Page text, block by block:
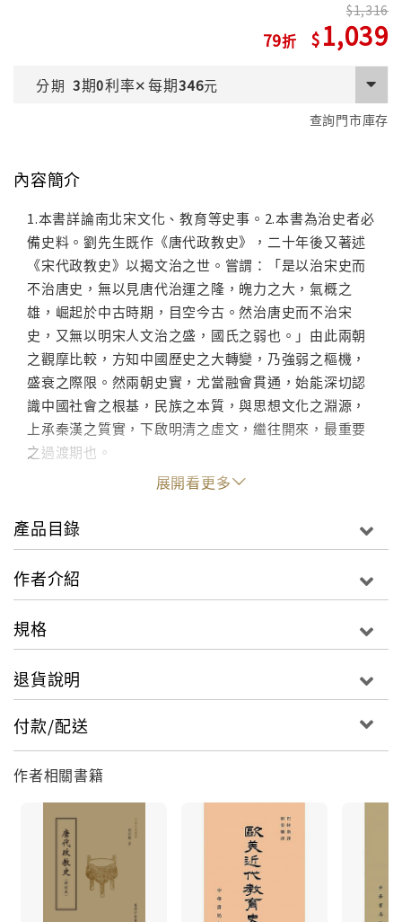
79
1,316
1,039
分期 3期0利率✕每期346元
查詢門市庫存
內容簡介
1.本書詳論南北宋文化、教育等史事。2.本書為治史者必
備史料。劉先生既作《唐代政教史》，二十年後又著述
《宋代政教史》以揭文治之世。嘗謂：「是以治宋史而
不治唐史，無以見唐代治運之隆，魄力之大，氣概之
雄，崛起於中古時期，目空今古。然治唐史而不治宋
史，又無以明宋人文治之盛，國氏之弱也。」由此兩朝
之觀摩比較，方知中國歷史之大轉變，乃強弱之樞機，
盛衰之際限。然兩朝史實，尤當融會貫通，始能深切認
識中國社會之根基，民族之本質，與思想文化之淵源，
上承秦漢之質實，下啟明清之虛文，繼往開來，最重要
之過渡期也。
展開看更多
產品目錄
作者介紹
規格
退貨說明
付款/配送
作者相關書籍